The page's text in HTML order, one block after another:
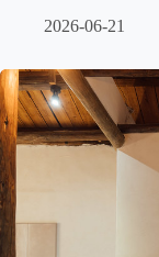
2026-06-21